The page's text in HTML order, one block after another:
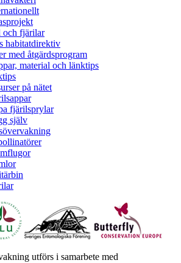
och fjärilar
habitatdirektiv
med åtgärdsprogram
material och länktips
på nätet
fjärilsprylar
själv
utförs i samarbete med